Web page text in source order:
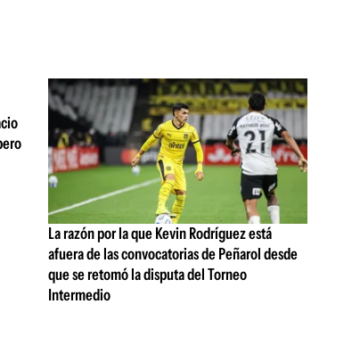
La razón por la que Kevin Rodríguez está
afuera de las convocatorias de Peñarol desde
que se retomó la disputa del Torneo
Intermedio